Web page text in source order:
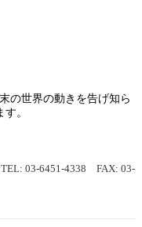
の世界の動きを告げ知ら
。
TEL: 03-6451-4338 FAX: 03-